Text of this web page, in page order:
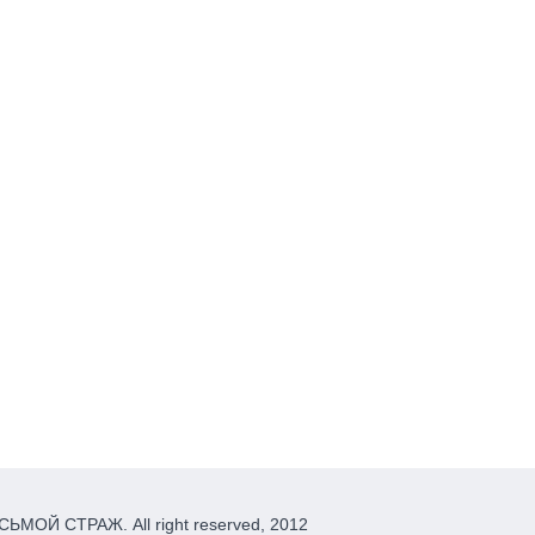
СТРАЖ. All right reserved, 2012